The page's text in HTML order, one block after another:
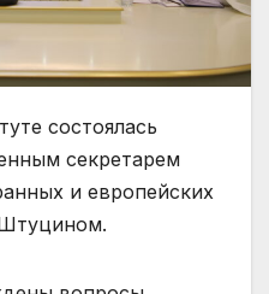
состоялась
секретарем
и европейских